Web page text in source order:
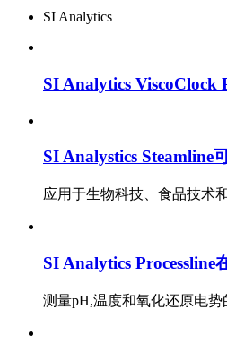
SI Analytics
SI Analytics ViscoClock
SI Analystics Steamline
应用于生物科技、食品技术
SI Analytics Processline
测量pH,温度和氧化还原电势